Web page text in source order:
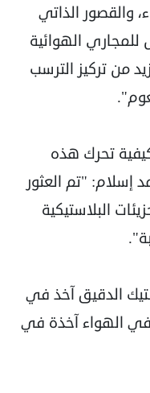
والقصور الذاتي
للمجاري الهوائية
من تركيز الترسب
تحرك هذه
إسلام: "تم العثور
البلاستيكية
الدقيق آخذ في
في الهواء آخذة في